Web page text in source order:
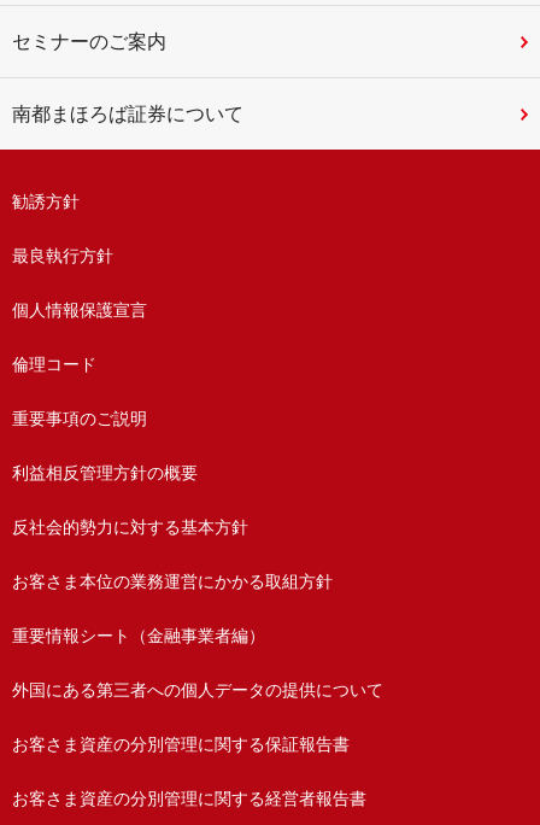
セミナーのご案内
南都まほろば証券について
勧誘方針
最良執行方針
個人情報保護宣言
倫理コード
重要事項のご説明
利益相反管理方針の概要
反社会的勢力に対する基本方針
お客さま本位の業務運営にかかる取組方針
重要情報シート（金融事業者編）
外国にある第三者への個人データの提供について
お客さま資産の分別管理に関する保証報告書
お客さま資産の分別管理に関する経営者報告書